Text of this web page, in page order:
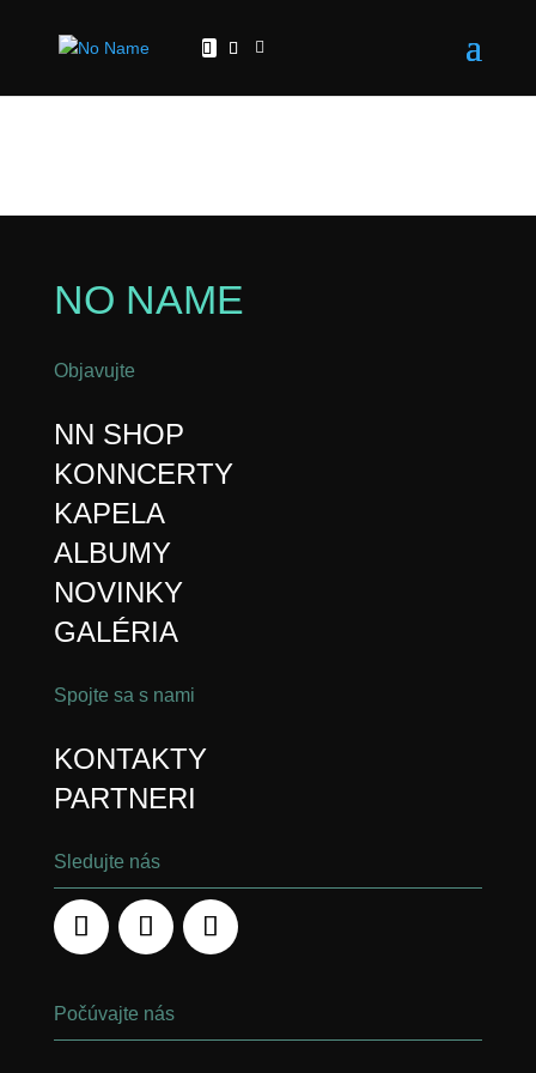
NO NAME
Objavujte
NN SHOP
KONNCERTY
KAPELA
ALBUMY
NOVINKY
GALÉRIA
Spojte sa s nami
KONTAKTY
PARTNERI
Sledujte nás
Počúvajte nás